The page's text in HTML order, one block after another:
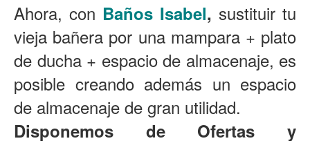
Ahora, con Baños Isabel, sustituir tu
vieja bañera por una mampara + plato
de ducha + espacio de almacenaje, es
posible creando además un espacio
de almacenaje de gran utilidad.
Disponemos de Ofertas y